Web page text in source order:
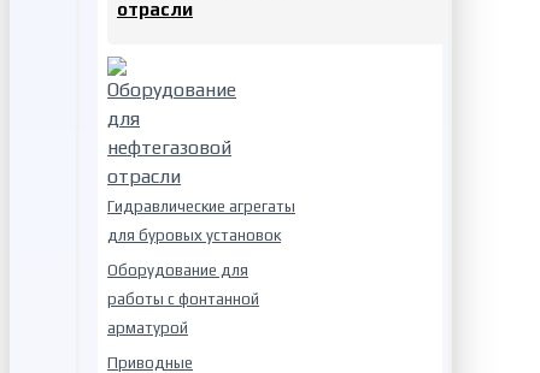
отрасли
Гидравлические агрегаты
для буровых установок
Оборудование для
работы с фонтанной
арматурой
Приводные